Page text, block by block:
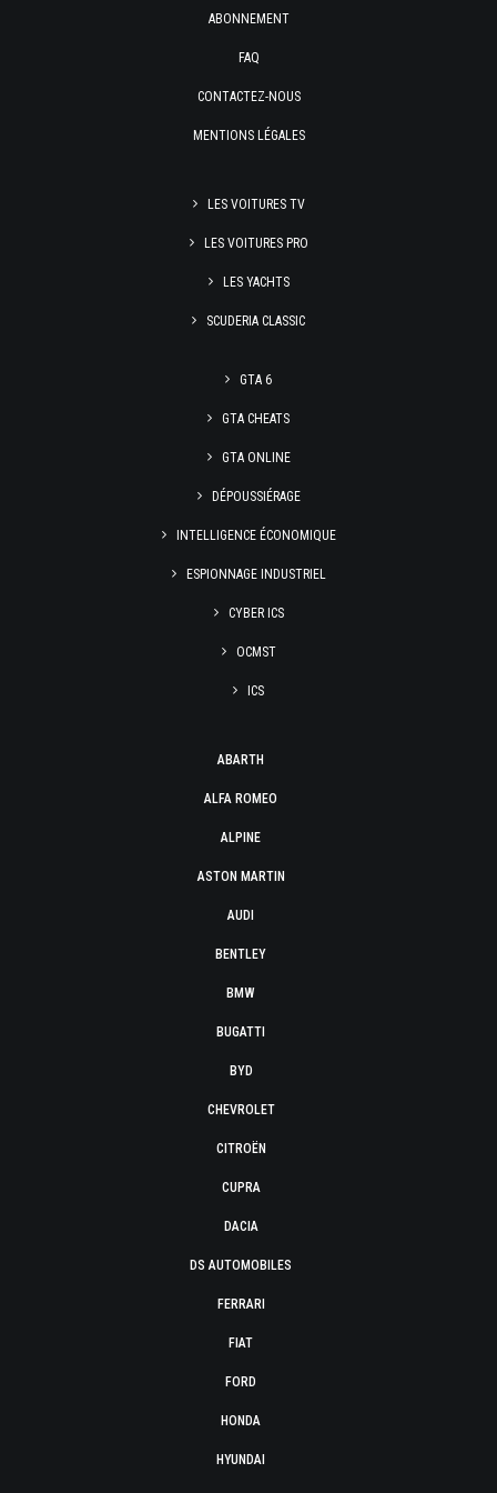
ABONNEMENT
FAQ
CONTACTEZ-NOUS
MENTIONS LÉGALES
LES VOITURES TV
LES VOITURES PRO
LES YACHTS
SCUDERIA CLASSIC
GTA 6
GTA CHEATS
GTA ONLINE
DÉPOUSSIÉRAGE
INTELLIGENCE ÉCONOMIQUE
ESPIONNAGE INDUSTRIEL
CYBER ICS
OCMST
ICS
ABARTH
ALFA ROMEO
ALPINE
ASTON MARTIN
AUDI
BENTLEY
BMW
BUGATTI
BYD
CHEVROLET
CITROËN
CUPRA
DACIA
DS AUTOMOBILES
FERRARI
FIAT
FORD
HONDA
HYUNDAI